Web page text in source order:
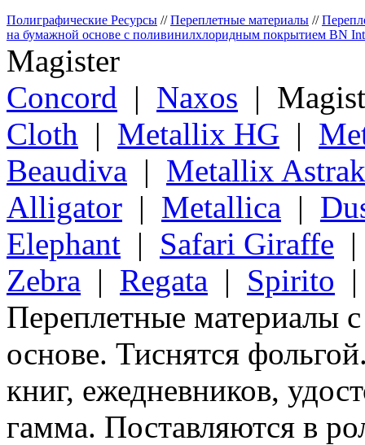
Полиграфические Ресурсы //Переплетные материалы //
на бумажной основе с поливинилхлоридным покрытием BN
Magister
Сoncord | Naxos |
Cloth | Metallix HG |
Beaudiva | Metallix
Alligator | Metallica |
Elephant | Safari Giraffe
Zebra | Regata | Spirito
Переплетные
основе. Тиснятся
книг, ежедневников,
гамма. Поставляются в